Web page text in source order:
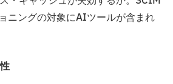
ニングの対象にAIツールが含まれ